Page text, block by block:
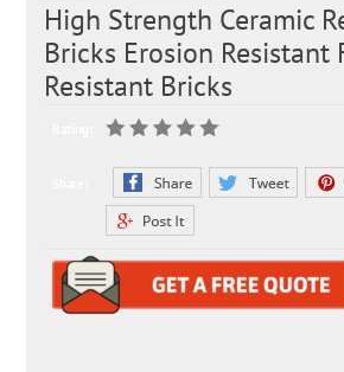
High Strength Ceramic
Bricks Erosion Resistant
Resistant Bricks